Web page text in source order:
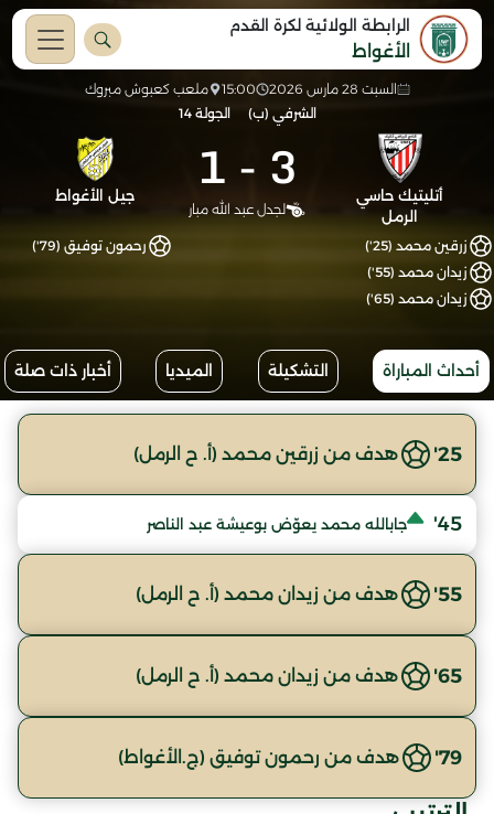
الرابطة الولائية لكرة القدم
الأغواط
السبت 28 مارس 2026 15:00
ملعب كعبوش مبروك
الشرفي (ب)
الجولة 14
أتليتيك حاسي
الرمل
3
-
1
لجدل عبد الله مبار
جيل الأغواط
زرقين محمد (25')
زيدان محمد (55')
زيدان محمد (65')
رحمون توفيق (79')
أحداث المباراة التشكيلة الميديا أخبار ذات صلة
25' هدف من زرقين محمد (أ. ح الرمل)
45' جابالله محمد يعوّض بوعيشة عبد الناصر
55' هدف من زيدان محمد (أ. ح الرمل)
65' هدف من زيدان محمد (أ. ح الرمل)
79' هدف من رحمون توفيق (ج.الأغواط)